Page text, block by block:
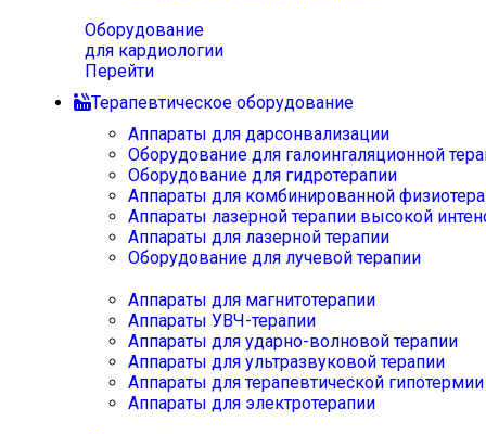
Оборудование
для кардиологии
Перейти
Терапевтическое оборудование
Аппараты для дарсонвализации
Оборудование для галоингаляционной
Оборудование для гидротерапии
Аппараты для комбинированной
Аппараты лазерной терапии высокой
Аппараты для лазерной терапии
Оборудование для лучевой терапии
Аппараты для магнитотерапии
Аппараты УВЧ-терапии
Аппараты для ударно-волновой терапии
Аппараты для ультразвуковой терапии
Аппараты для терапевтической
Аппараты для электротерапии